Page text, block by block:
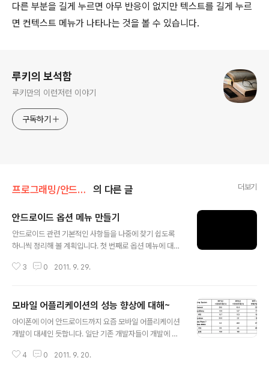
다른 부분을 길게 누르면 아무 반응이 없지만 텍스트를 길게 누르
면 컨텍스트 메뉴가 나타나는 것을 볼 수 있습니다.
루키의 보석함
루키만의 이런저런 이야기
구독하기
프로그래밍/안드로이드 의 다른 글 더보기
안드로이드 옵션 메뉴 만들기
안드로이드 관련 기본적인 사항들을 나중에 찾기 쉽도록
하니씩 정리해 볼 계획입니다. 첫 번째로 옵션 메뉴에 대한
이 옵션 메뉴가 별도로 있다는 건데요. 옵션 메뉴는 다음 그
ore.." 가 나타나게 되지요. 옵션 메뉴를 만들기 위해 필요
한 메소드들을 먼저 정리해 봤습니다. 옵션메뉴 생성 publi
c boolean onCreateOptionsMenu(Menu menu)
tionsMenu(Menu menu) 메뉴항목 선택 public bool
3 0 2011. 9. 29.
모바일 어플리케이션의 성능 향상에 대해~
아이폰에 이어 안드로이드까지 요즘 모바일 어플리케이션
개발이 대세인 듯합니다. 일단 기존 개발자들이 개발에 대
아이폰의 경우, Objective-C라는 언어를 별도로 학습해
4 0 2011. 9. 20.